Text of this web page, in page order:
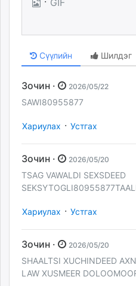
GIF
Сүүлийн Шилдэг
Зочин · 2026/05/22
SAWI80955877
Хариулах · Устгах
Зочин · 2026/05/20
TSAG VAWALDI SEXSDEED
Хариулах · Устгах
Зочин · 2026/05/20
SHAALTSI XUCHINDEED
LAW XUSMEER